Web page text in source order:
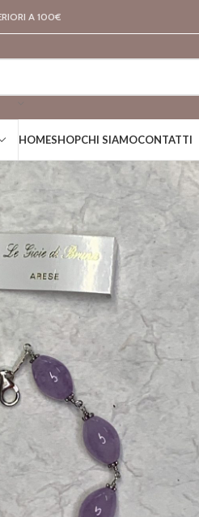
A 100€
HOMESHOPCHI SIAMOCONTATTI